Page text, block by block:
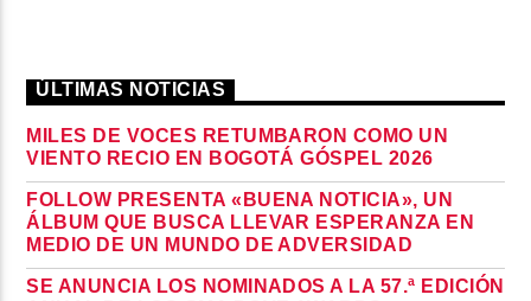
ÚLTIMAS NOTICIAS
MILES DE VOCES RETUMBARON COMO UN
VIENTO RECIO EN BOGOTÁ GÓSPEL 2026
FOLLOW PRESENTA «BUENA NOTICIA», UN
ÁLBUM QUE BUSCA LLEVAR ESPERANZA EN
MEDIO DE UN MUNDO DE ADVERSIDAD
SE ANUNCIA LOS NOMINADOS A LA 57.ª EDICIÓN